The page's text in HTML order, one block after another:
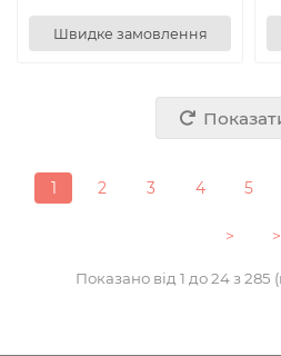
Швидке замовлення
1 2 3 4 5
>
Показано від 1 до 24 з 285